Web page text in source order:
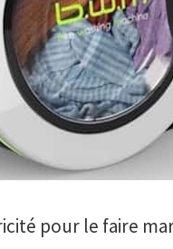
pour le faire